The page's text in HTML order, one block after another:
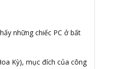
những chiếc PC ở bất
Kỳ), mục đích của công